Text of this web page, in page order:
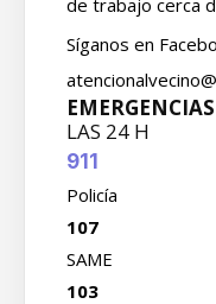
Síganos en
EMERGENCIAS
LAS 24 H
911
Policía
107
SAME
103